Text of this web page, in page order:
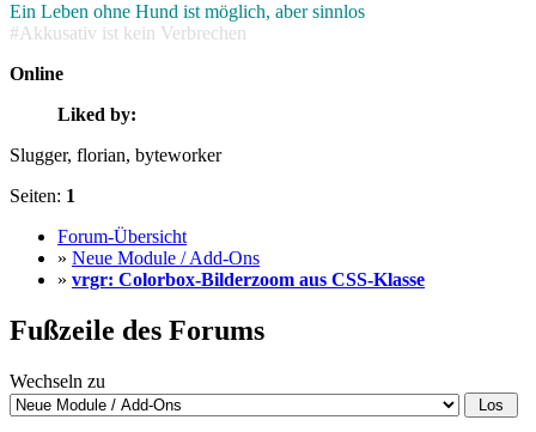
Ein Leben ohne Hund ist möglich, aber sinnlos
#Akkusativ ist kein Verbrechen
Online
Liked by:
Slugger, florian, byteworker
Seiten: 1
Forum-Übersicht
» Neue Module / Add-Ons
» vrgr: Colorbox-Bilderzoom aus CSS-Klasse
Fußzeile des Forums
Wechseln zu